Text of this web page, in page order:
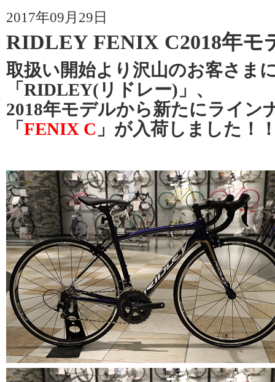
2017年09月29日
RIDLEY FENIX C2018年モ
取扱い開始より沢山のお客さま
「RIDLEY(リドレー)」、
2018年モデルから新たにライン
「 FENIX C 」が入荷しました！